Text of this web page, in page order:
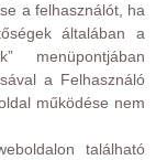
a felhasználót, ha
általában a
menüpontjában
a Felhasználó
működése nem
található